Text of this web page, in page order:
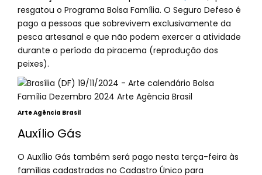
resgatou o Programa Bolsa Família. O Seguro Defeso é
pago a pessoas que sobrevivem exclusivamente da
pesca artesanal e que não podem exercer a atividade
durante o período da piracema (reprodução dos
peixes).
Arte Agência Brasil
Auxílio Gás
O Auxílio Gás também será pago nesta terça-feira às
famílias cadastradas no Cadastro Único para